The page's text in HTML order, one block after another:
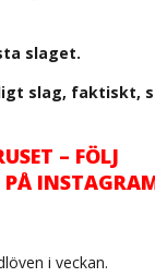
slaget.
slag, faktiskt,
– FÖLJ
PÅ
i veckan.